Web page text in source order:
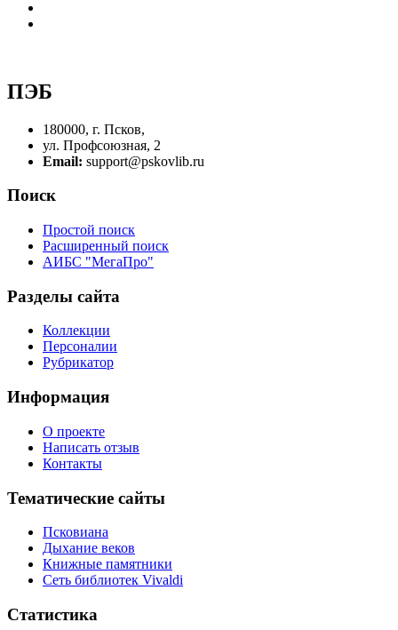
ПЭБ
180000, г. Псков,
ул. Профсоюзная, 2
Email: support@pskovlib.ru
Поиск
Простой поиск
Расширенный поиск
АИБС "МегаПро"
Разделы сайта
Коллекции
Персоналии
Рубрикатор
Информация
О проекте
Написать отзыв
Контакты
Тематические сайты
Псковиана
Дыхание веков
Книжные памятники
Сеть библиотек Vivaldi
Статистика